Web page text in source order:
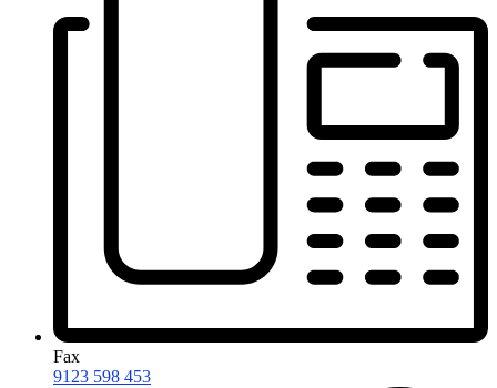
Fax
9123 598 453